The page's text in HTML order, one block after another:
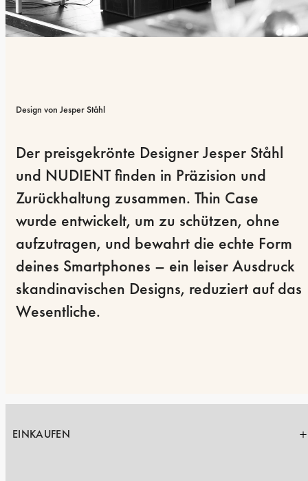
Design von Jesper Ståhl
Der preisgekrönte Designer Jesper Ståhl
und NUDIENT finden in Präzision und
Zurückhaltung zusammen. Thin Case
wurde entwickelt, um zu schützen, ohne
aufzutragen, und bewahrt die echte Form
deines Smartphones – ein leiser Ausdruck
skandinavischen Designs, reduziert auf das
Wesentliche.
EINKAUFEN